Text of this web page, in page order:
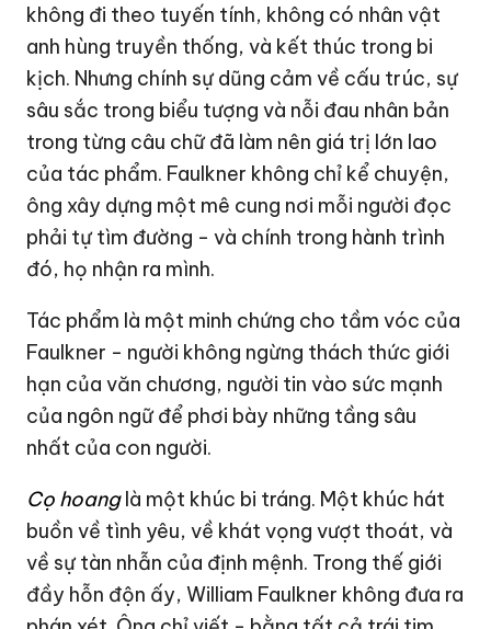
không đi theo tuyến tính, không có nhân vật
anh hùng truyền thống, và kết thúc trong bi
kịch. Nhưng chính sự dũng cảm về cấu trúc, sự
sâu sắc trong biểu tượng và nỗi đau nhân bản
trong từng câu chữ đã làm nên giá trị lớn lao
của tác phẩm. Faulkner không chỉ kể chuyện,
ông xây dựng một mê cung nơi mỗi người đọc
phải tự tìm đường - và chính trong hành trình
đó, họ nhận ra mình.
Tác phẩm là một minh chứng cho tầm vóc của
Faulkner - người không ngừng thách thức giới
hạn của văn chương, người tin vào sức mạnh
của ngôn ngữ để phơi bày những tầng sâu
nhất của con người.
Cọ hoanglà một khúc bi tráng. Một khúc hát
buồn về tình yêu, về khát vọng vượt thoát, và
về sự tàn nhẫn của định mệnh. Trong thế giới
đầy hỗn độn ấy, William Faulkner không đưa ra